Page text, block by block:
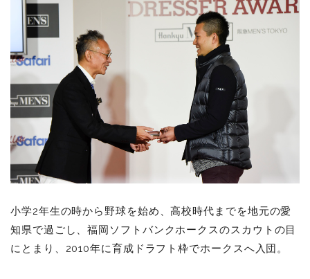
小学2年生の時から野球を始め、高校時代までを地元の愛
知県で過ごし、福岡ソフトバンクホークスのスカウトの目
にとまり、2010年に育成ドラフト枠でホークスへ入団。